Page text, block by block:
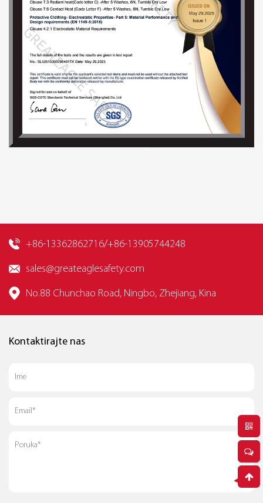
+86-13362862716/+86-13905744248
sales@greateaglesafety.com
No.88 Chunchao Road, Ningbo, Zhejiang, Kina
Kontaktirajte nas